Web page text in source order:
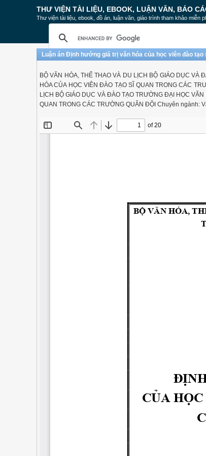
THƯ VIỆN TÀI LIỆU, EBOOK, LUẬN VĂN, BÁO
Thư viện tài liệu, ebook, đồ án, luận văn, giáo trình tham khảo miễn
Luận án Định hướng giá trị văn hóa của học viên đào
BỘ VĂN HÓA, THỂ THAO VÀ DU LỊCH BỘ GIÁO DỤC
HÓA CỦA HỌC VIÊN ĐÀO TẠO SĨ QUAN TRONG CÁC
LỊCH BỘ GIÁO DỤC VÀ ĐÀO TẠO TRƯỜNG ĐẠI HỌC
QUAN TRONG CÁC TRƯỜNG QUÂN ĐỘI Chuyên ngành: